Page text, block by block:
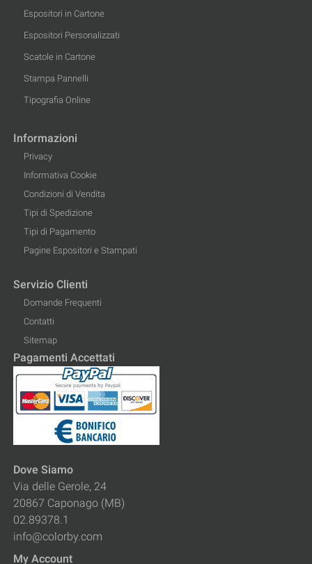
Espositori in Cartone
Espositori Personalizzati
Scatole in Cartone
Stampa Pannelli
Tipografia Online
Informazioni
Privacy
Informativa Cookie
Condizioni di Vendita
Tipi di Spedizione
Tipi di Pagamento
Pagine Espositori e Stampati
Servizio Clienti
Domande Frequenti
Contatti
Sitemap
Pagamenti Accettati
Dove Siamo
Via delle Gerole, 24
20867 Caponago (MB)
02.89378.1
info@colorby.com
My Account